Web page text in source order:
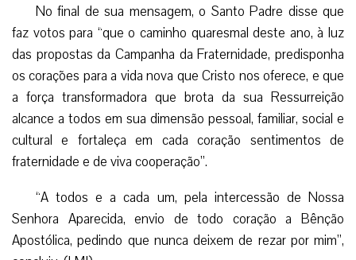
No final de sua mensagem, o Santo Padre disse que
faz votos para “que o caminho quaresmal deste ano, à luz
das propostas da Campanha da Fraternidade, predisponha
os corações para a vida nova que Cristo nos oferece, e que
a força transformadora que brota da sua Ressurreição
alcance a todos em sua dimensão pessoal, familiar, social e
cultural e fortaleça em cada coração sentimentos de
fraternidade e de viva cooperação”.
“A todos e a cada um, pela intercessão de Nossa
Senhora Aparecida, envio de todo coração a Bênção
Apostólica, pedindo que nunca deixem de rezar por mim”,